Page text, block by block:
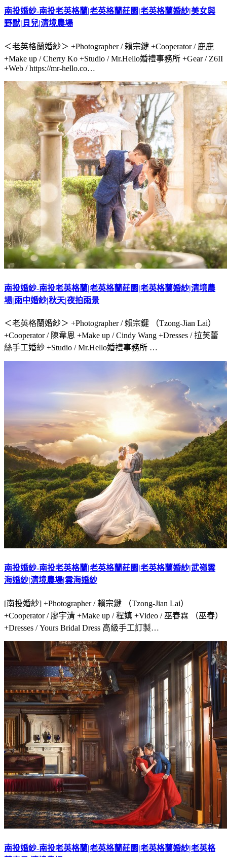
南投婚紗-南投老英格蘭|老英格蘭莊園|老英格蘭婚紗|美女與
野獸|貝兒|清境農場
＜老英格蘭婚紗＞ +Photographer / 賴宗鍵 +Cooperator / 鹿鹿
+Make up / Cherry Ko +Studio / Mr.Hello婚禮事務所 +Gear / Z6II
+Web / https://mr-hello.co…
南投婚紗-南投老英格蘭|老英格蘭莊園|老英格蘭婚紗|清境農
場|雨中婚紗|秋天|夜拍雨景
＜老英格蘭婚紗＞ +Photographer / 賴宗鍵 （Tzong-Jian Lai）
+Cooperator / 陳韋恩 +Make up / Cindy Wang +Dresses / 拉芙蕾
絲手工婚紗 +Studio / Mr.Hello婚禮事務所 …
南投婚紗-南投老英格蘭|老英格蘭莊園|老英格蘭婚紗|武嶺雲
海婚紗|清境農場|雲海婚紗
[南投婚紗] +Photographer / 賴宗鍵 （Tzong-Jian Lai）
+Cooperator / 廖宇清 +Make up / 程嫃 +Video / 巫春霖 （巫春）
+Dresses / Yours Bridal Dress 高級手工訂製…
南投婚紗-南投老英格蘭|老英格蘭莊園|老英格蘭婚紗|老英格